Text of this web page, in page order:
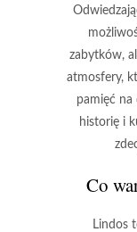
zabytków,
atmosfery,
pamięć na
historię i
Co
Lindos